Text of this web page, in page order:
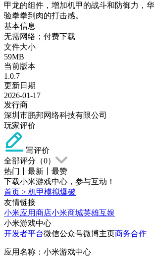
甲龙的组件，增加机甲的战斗和防御力，
验拳拳到肉的打击感。
基本信息
无需网络；付费下载
文件大小
59MB
当前版本
1.0.7
更新日期
2026-01-17
发行商
深圳市鹏邦网络科技有限公司
玩家评价
写评价
全部评分（0）
热门
最新
最赞
下载小米游戏中心，参与互动！
首页 > 机甲模拟爆破
友情链接
小米应用商店小米商城英雄互娱
小米游戏中心
开发者平台微信公众号微博主页商务合作
应用名称：小米游戏中心